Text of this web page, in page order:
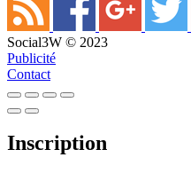
Social3W © 2023
Publicité
Contact
Inscription